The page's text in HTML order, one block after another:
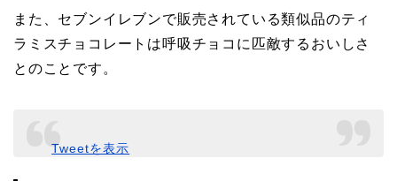
また、セブンイレブンで販売されている類似品のティ
ラミスチョコレートは呼吸チョコに匹敵するおいしさ
とのことです。
Tweetを表示